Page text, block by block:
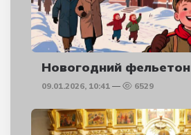
Новогодний фельетон
09.01.2026, 10:41 6529